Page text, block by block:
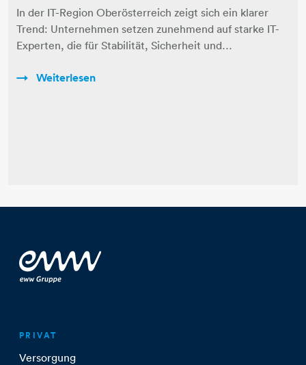
In der IT-Region Oberösterreich zeigt sich ein klarer
Trend: Unternehmen setzen zunehmend auf starke IT-
Experten, die für Stabilität, Sicherheit und…
Weiterlesen
PRIVAT
Versorgung